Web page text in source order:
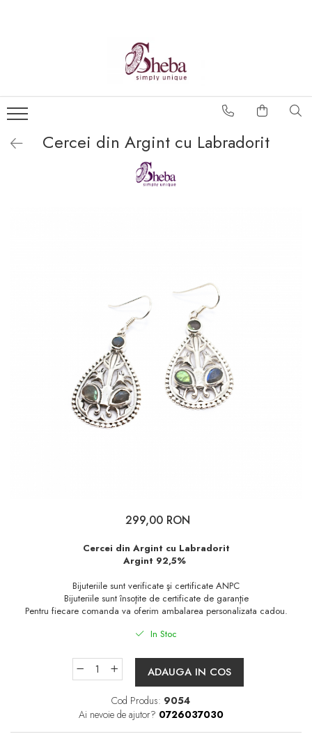
Cercei din Argint cu Labradorit
299,00 RON
Cercei din Argint cu Labradorit
Argint 92,5%
Bijuteriile sunt verificate şi certificate ANPC
Bijuteriile sunt însoţite de certificate de garanţie
Pentru fiecare comanda va oferim ambalarea personalizata cadou.
In Stoc
ADAUGA IN COS
Cod Produs: 9054
Ai nevoie de ajutor? 0726037030